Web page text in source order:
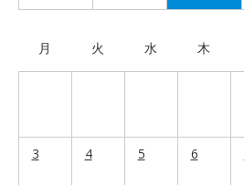
月 火 水 木
3 4 5 6